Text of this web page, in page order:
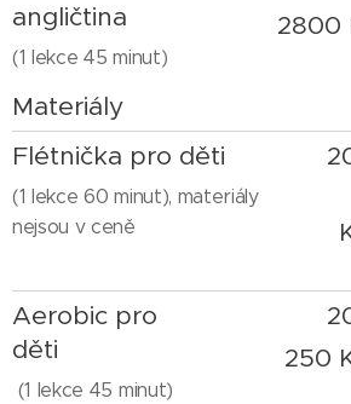
angličtina
(1 lekce 45 minut)
Materiály
2800
Flétnička pro děti
(1 lekce 60 minut), materiály
nejsou v ceně
Aerobic pro
děti
(1 lekce 45 minut)
250